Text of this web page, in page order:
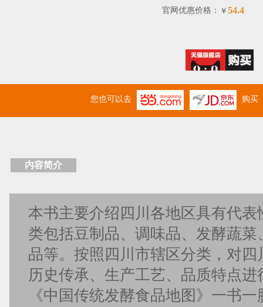
官网优惠价格： ￥ 54.4
您也可以去 购买
内容简介
本书主要介绍四川各地区具有代
类包括豆制品、调味品、发酵蔬
品等。按照四川市辖区分类，对
历史传承、生产工艺、品质特点
《中国传统发酵食品地图》一书